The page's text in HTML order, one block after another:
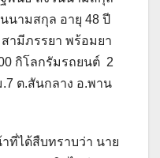
นามสกุล อายุ 48 ปี
สามีภรรยา พร้อมยา
กิโลกรัมรถยนต์ 2
ต.สันกลาง อ.พาน
ที่ได้สืบทราบว่า นาย